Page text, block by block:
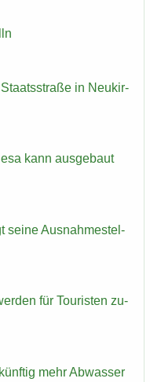
in Neu­kir­
kann aus­ge­baut
seine Aus­nah­me­stel­
für Tou­ris­ten zu­
mehr Ab­was­ser